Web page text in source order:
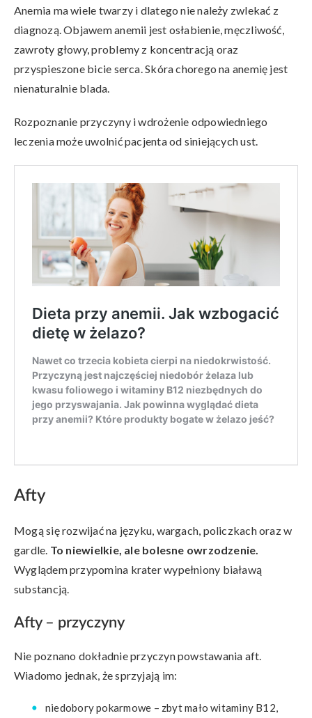
Anemia ma wiele twarzy i dlatego nie należy zwlekać z
diagnozą. Objawem anemii jest osłabienie, męczliwość,
zawroty głowy, problemy z koncentracją oraz
przyspieszone bicie serca. Skóra chorego na anemię jest
nienaturalnie blada.
Rozpoznanie przyczyny i wdrożenie odpowiedniego
leczenia może uwolnić pacjenta od siniejących ust.
Afty
Mogą się rozwijać na języku, wargach, policzkach oraz w
gardle. To niewielkie, ale bolesne owrzodzenie.
Wyglądem przypomina krater wypełniony białawą
substancją.
Afty – przyczyny
Nie poznano dokładnie przyczyn powstawania aft.
Wiadomo jednak, że sprzyjają im:
niedobory pokarmowe – zbyt mało witaminy B12,